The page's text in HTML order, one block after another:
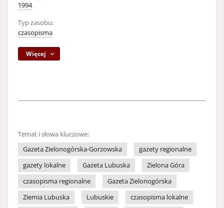
1994
Typ zasobu:
czasopisma
Więcej
Temat i słowa kluczowe:
Gazeta Zielonogórska-Gorzowska
gazety regionalne
gazety lokalne
Gazeta Lubuska
Zielona Góra
czasopisma regionalne
Gazeta Zielonogórska
Ziemia Lubuska
Lubuskie
czasopisma lokalne